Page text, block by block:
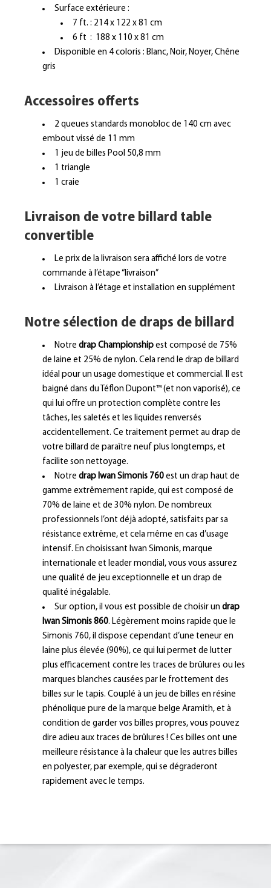
Surface extérieure :
7 ft. : 214 x 122 x 81 cm
6 ft : 188 x 110 x 81 cm
Disponible en 4 coloris : Blanc, Noir, Noyer, Chêne
gris
Accessoires offerts
2 queues standards monobloc de 140 cm avec
embout vissé de 11 mm
1 jeu de billes Pool 50,8 mm
1 triangle
1 craie
Livraison de votre billard table
convertible
Le prix de la livraison sera affiché lors de votre
commande à l’étape “livraison”
Livraison à l’étage et installation en supplément
Notre sélection de draps de billard
Notre drap Championship est composé de 75%
de laine et 25% de nylon. Cela rend le drap de billard
idéal pour un usage domestique et commercial. Il est
baigné dans du Téflon Dupont™ (et non vaporisé), ce
qui lui offre un protection complète contre les
tâches, les saletés et les liquides renversés
accidentellement. Ce traitement permet au drap de
votre billard de paraître neuf plus longtemps, et
facilite son nettoyage.
Notre drap Iwan Simonis 760 est un drap haut de
gamme extrêmement rapide, qui est composé de
70% de laine et de 30% nylon. De nombreux
professionnels l’ont déjà adopté, satisfaits par sa
résistance extrême, et cela même en cas d’usage
intensif. En choisissant Iwan Simonis, marque
internationale et leader mondial, vous vous assurez
une qualité de jeu exceptionnelle et un drap de
qualité inégalable.
Sur option, il vous est possible de choisir un drap
Iwan Simonis 860. Légèrement moins rapide que le
Simonis 760, il dispose cependant d’une teneur en
laine plus élevée (90%), ce qui lui permet de lutter
plus efficacement contre les traces de brûlures ou les
marques blanches causées par le frottement des
billes sur le tapis. Couplé à un jeu de billes en résine
phénolique pure de la marque belge Aramith, et à
condition de garder vos billes propres, vous pouvez
dire adieu aux traces de brûlures ! Ces billes ont une
meilleure résistance à la chaleur que les autres billes
en polyester, par exemple, qui se dégraderont
rapidement avec le temps.